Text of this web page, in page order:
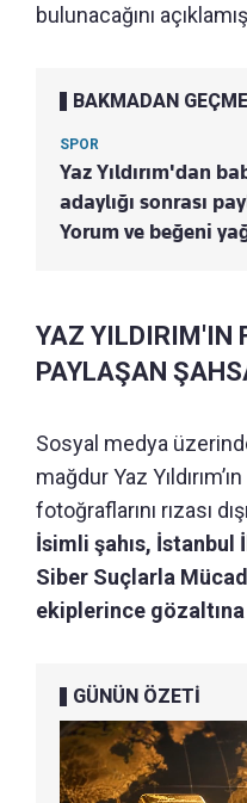
bulunacağını
BAKMADAN GEÇME
SPOR
Yaz Yıldırım'dan
adaylığı sonrası
Yorum ve beğeni
YAZ YILDIRIM'IN
PAYLAŞAN
Sosyal medya
mağdur Yaz
fotoğraflarını rızası
İsimli şahıs, İstanbul
Siber Suçlarla
ekiplerince gözaltına
GÜNÜN ÖZETİ